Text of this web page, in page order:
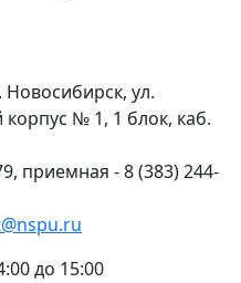
Новосибирск, ул.
№ 1, 1 блок, каб.
приемная - 8 (383) 244-
до 15:00